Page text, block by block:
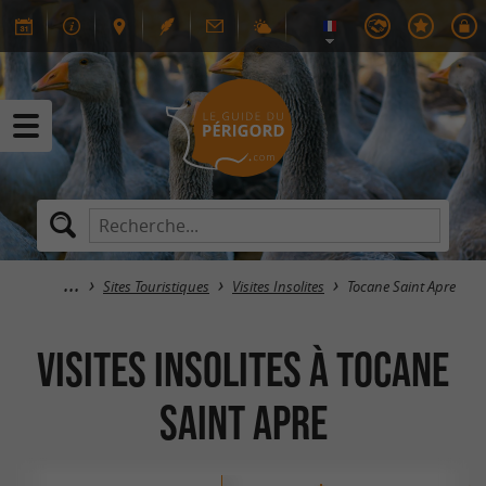
Sites Touristiques Visites Insolites Tocane Saint Apre
Visites Insolites à Tocane
Saint Apre